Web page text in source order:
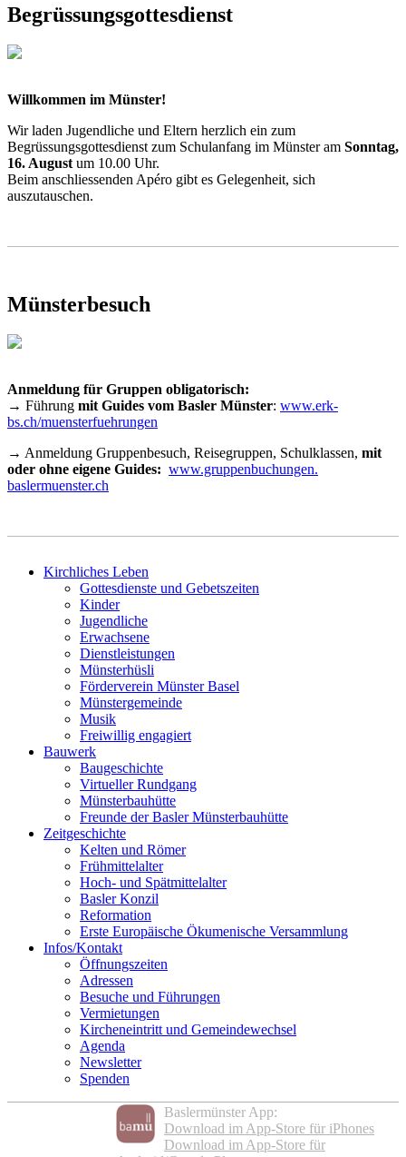
Begrüssungsgottesdienst
Willkommen im Münster!
Wir laden Jugendliche und Eltern herzlich ein zum
Begrüssungsgottesdienst zum Schulanfang im Münster am Sonntag,
16. August um 10.00 Uhr.
Beim anschliessenden Apéro gibt es Gelegenheit, sich
auszutauschen.
Münsterbesuch
Anmeldung für Gruppen obligatorisch:
→ Führung mit Guides vom Basler Münster: www.erk-
bs.ch/muensterfuehrungen
→ Anmeldung Gruppenbesuch, Reisegruppen, Schulklassen, mit
oder ohne eigene Guides: www.gruppenbuchungen.
baslermuenster.ch
Kirchliches Leben
Gottesdienste und Gebetszeiten
Kinder
Jugendliche
Erwachsene
Dienstleistungen
Münsterhüsli
Förderverein Münster Basel
Münstergemeinde
Musik
Freiwillig engagiert
Bauwerk
Baugeschichte
Virtueller Rundgang
Münsterbauhütte
Freunde der Basler Münsterbauhütte
Zeitgeschichte
Kelten und Römer
Frühmittelalter
Hoch- und Spätmittelalter
Basler Konzil
Reformation
Erste Europäische Ökumenische Versammlung
Infos/Kontakt
Öffnungszeiten
Adressen
Besuche und Führungen
Vermietungen
Kircheneintritt und Gemeindewechsel
Agenda
Newsletter
Spenden
Baslermünster App:
Download im App-Store für iPhones
Download im App-Store für